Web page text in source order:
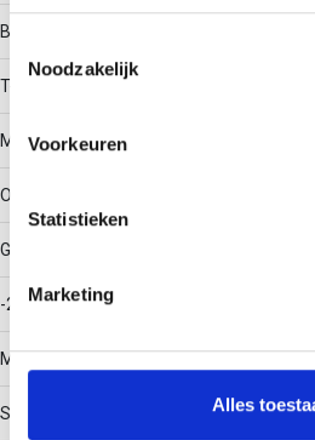
Informatie verzamelen over
Uw apparaat identificeren
op specifieke eigenschappen
verwerkt en stel uw voorkeuren in
personaliseren, om functies voor
en om ons websiteverkeer te
Noodzakelijk
Voorkeuren
Statistieken
Marketing
Alles
Bouwvorm
T-stuk horizontaal
Materiaalkwaliteit
Overig
Gebruikstemperatuur
-20 - 120
Materiaal
Staal